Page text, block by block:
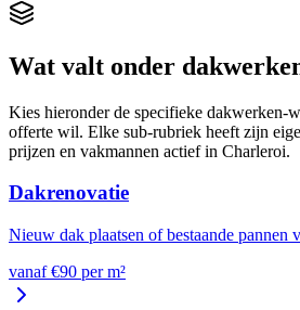
Wat valt onder
Kies hieronder de specifieke dakwerken-
offerte wil. Elke sub-rubriek heeft zijn
prijzen en vakmannen actief in Charleroi.
Dakrenovatie
Nieuw dak plaatsen of bestaande pannen
vanaf €90 perm²